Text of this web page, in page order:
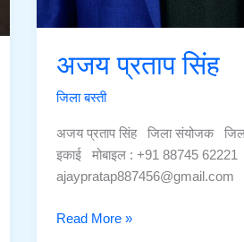
अजय प्रताप सिंह
जिला बस्ती
अजय प्रताप सिंह जिला संयोजक जिला
इकाई मोबाइल : +91 88745
ajaypratap887456@gmail.com
अजय
Read More »